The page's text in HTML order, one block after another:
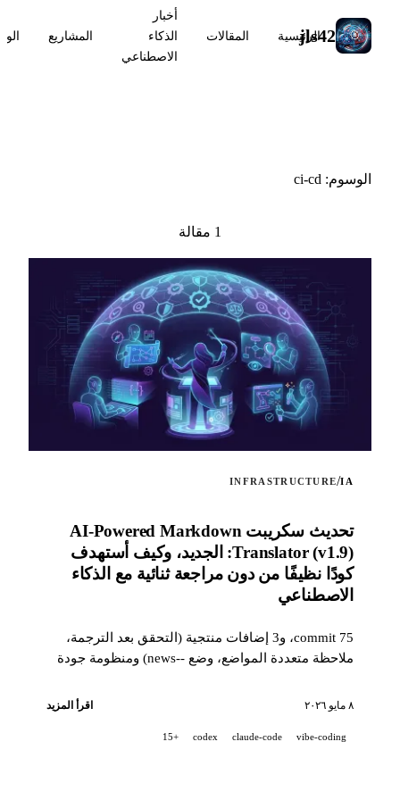
jls42
الرئيسية المقالات
أخبار
الذكاء
الاصطناعي
المشاريع
الوسوم: ci-cd
1 مقالة
IA
/
INFRASTRUCTURE
تحديث سكريبت AI-Powered Markdown
Translator (v1.9): الجديد، وكيف أستهدف
كودًا نظيفًا من دون مراجعة ثنائية مع الذكاء
الاصطناعي
75 commit، و3 إضافات منتجية (التحقق بعد الترجمة،
ملاحظة متعددة المواضع، وضع --news) ومنظومة جودة
بمساعدة الذكاء الاصطناعي) لاستهداف كود نظيف
اصطناعي.
٨ مايو ٢٠٢٦ اقرأ المزيد
vibe-coding
claude-code
codex
+15